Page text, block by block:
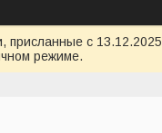
присланные с
режиме.